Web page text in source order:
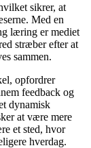
sikrer, at
Med en
læring er mediet
stræber efter at
sammen.
opfordrer
feedback og
dynamisk
at være mere
et sted, hvor
hverdag.